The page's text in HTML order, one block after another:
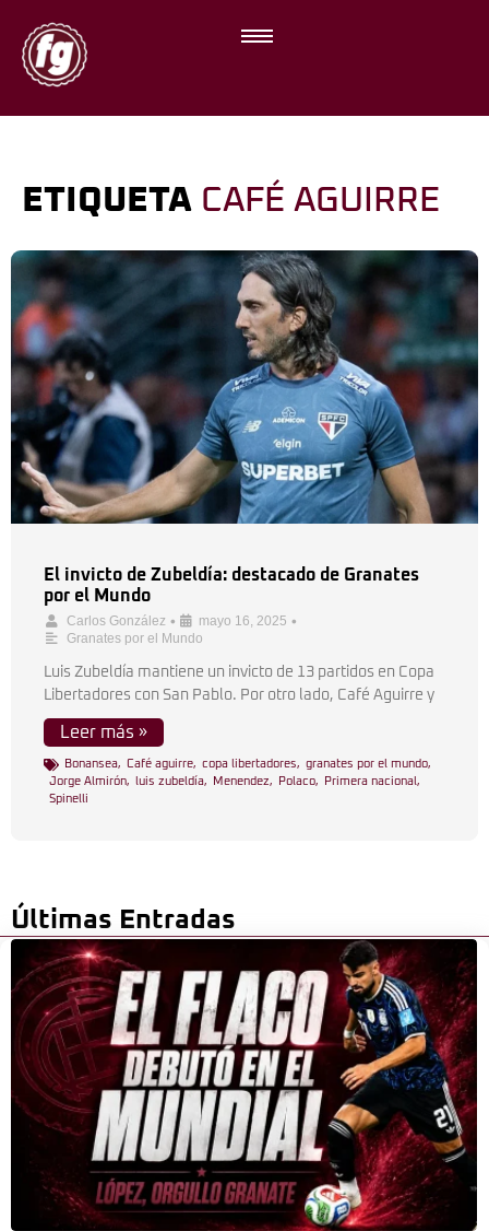
ETIQUETA CAFÉ AGUIRRE
El invicto de Zubeldía: destacado de Granates
por el Mundo
Carlos González • mayo 16, 2025 •
Granates por el Mundo
Luis Zubeldía mantiene un invicto de 13 partidos en Copa
Libertadores con San Pablo. Por otro lado, Café Aguirre y
Leer más »
Bonansea, Café aguirre, copa libertadores, granates por el mundo,
Jorge Almirón, luis zubeldía, Menendez, Polaco, Primera nacional ,
Spinelli
Últimas Entradas